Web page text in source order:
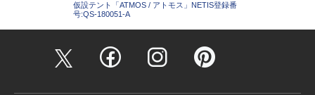
仮設テント「ATMOS / アトモス」NETIS登録番
号:QS-180051-A